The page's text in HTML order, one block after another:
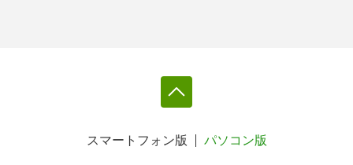
スマートフォン版 パソコン版